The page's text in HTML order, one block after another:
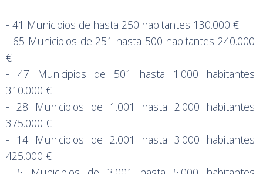
- 41 Municipios de hasta 250 habitantes 130.000 €
- 65 Municipios de 251 hasta 500 habitantes 240.000
€
- 47 Municipios de 501 hasta 1.000 habitantes
310.000 €
- 28 Municipios de 1.001 hasta 2.000 habitantes
375.000 €
- 14 Municipios de 2.001 hasta 3.000 habitantes
425.000 €